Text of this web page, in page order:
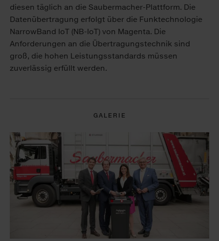
diesen täglich an die Saubermacher-Plattform. Die
Datenübertragung erfolgt über die Funktechnologie
NarrowBand IoT (NB-IoT) von Magenta. Die
Anforderungen an die Übertragungstechnik sind
groß, die hohen Leistungsstandards müssen
zuverlässig erfüllt werden.
GALERIE